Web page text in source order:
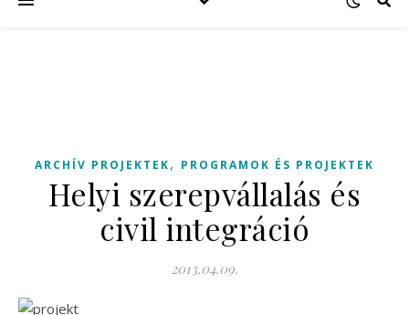
ARCHÍV PROJEKTEK, PROGRAMOK ÉS PROJEKTEK
Helyi szerepvállalás és
civil integráció
2013.04.09.